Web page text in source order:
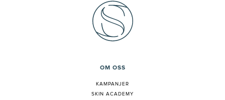
OM OSS
KAMPANJER
SKIN ACADEMY